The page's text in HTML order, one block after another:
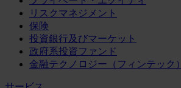
リスクマネジメント
保険
投資銀行及びマーケット
政府系投資ファンド
金融テクノロジー（フィンテック）